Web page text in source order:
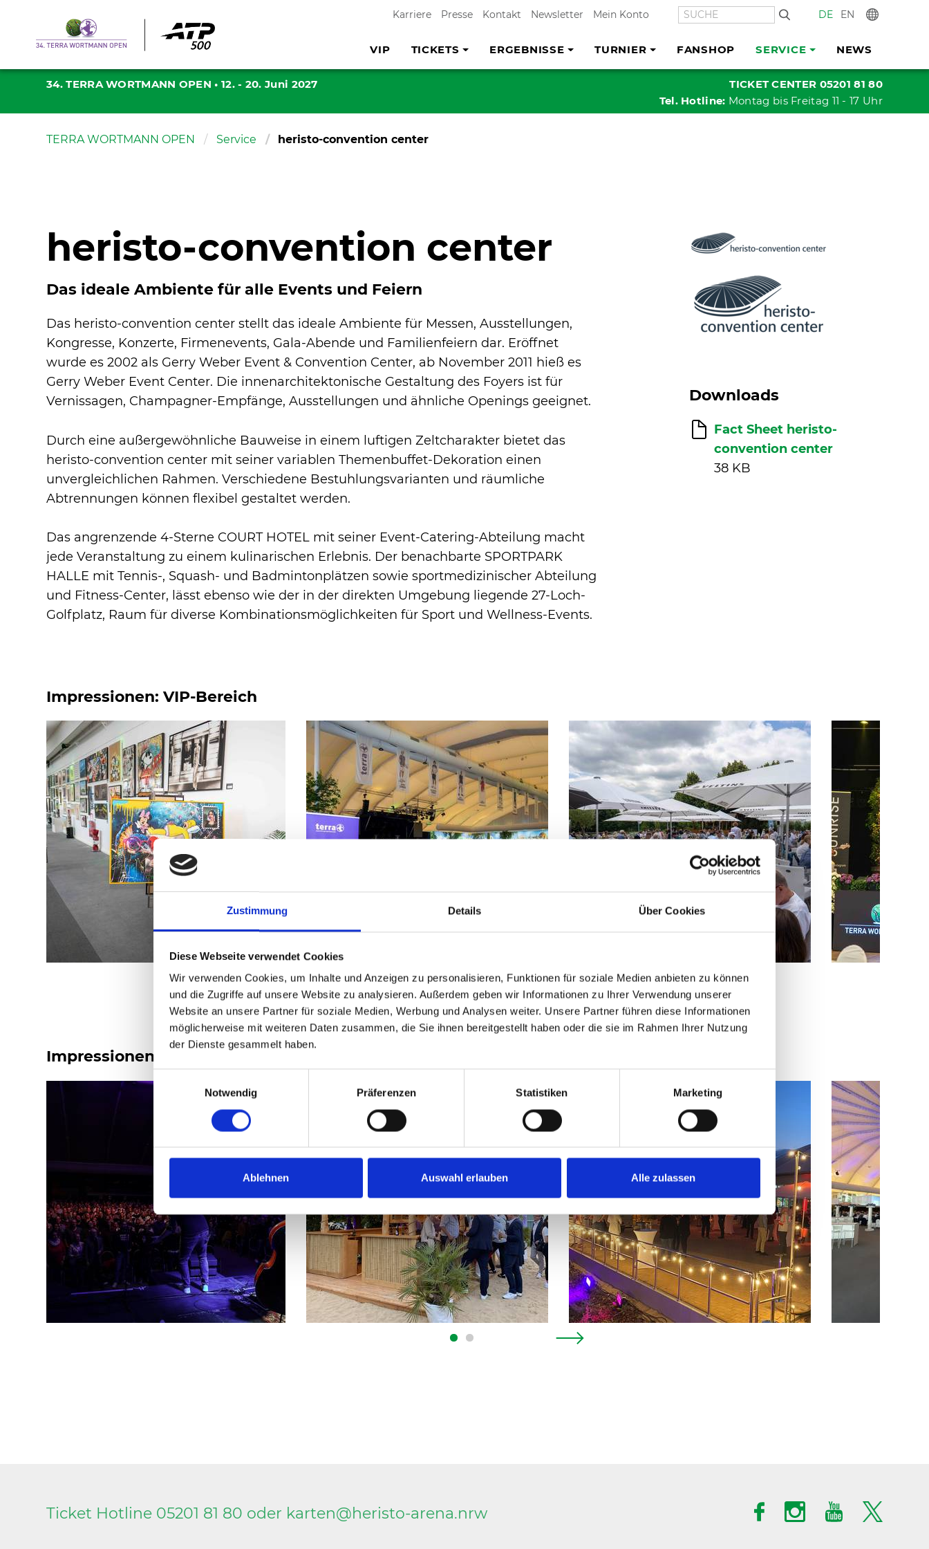
Zustimmung Details Über Cookies
Diese Webseite verwendet Cookies
Wir verwenden Cookies, um Inhalte und Anzeigen zu personalisieren, Funktionen für soziale Medien anbieten zu können
und die Zugriffe auf unsere Website zu analysieren. Außerdem geben wir Informationen zu Ihrer Verwendung unserer
Website an unsere Partner für soziale Medien, Werbung und Analysen weiter. Unsere Partner führen diese Informationen
möglicherweise mit weiteren Daten zusammen, die Sie ihnen bereitgestellt haben oder die sie im Rahmen Ihrer Nutzung
der Dienste gesammelt haben.
Notwendig
Präferenzen Statistiken Marketing
Ablehnen Auswahl erlauben Alle zulassen
Karriere Presse Kontakt Newsletter Mein Konto SUCHE DE EN
VIP TICKETS ERGEBNISSE TURNIER FANSHOP SERVICE NEWS
34. TERRA WORTMANN OPEN• 12. - 20. Juni 2027
TICKET CENTER 05201 81 80
Tel. Hotline: Montag bis Freitag 11 - 17 Uhr
TERRA WORTMANN OPEN Service heristo-convention center
heristo-convention center
Das ideale Ambiente für alle Events und Feiern
Das heristo-convention center stellt das ideale Ambiente für Messen, Ausstellungen,
Kongresse, Konzerte, Firmenevents, Gala-Abende und Familienfeiern dar. Eröffnet
wurde es 2002 als Gerry Weber Event & Convention Center, ab November 2011 hieß es
Gerry Weber Event Center. Die innenarchitektonische Gestaltung des Foyers ist für
Vernissagen, Champagner-Empfänge, Ausstellungen und ähnliche Openings geeignet.
Durch eine außergewöhnliche Bauweise in einem luftigen Zeltcharakter bietet das
heristo-convention center mit seiner variablen Themenbuffet-Dekoration einen
unvergleichlichen Rahmen. Verschiedene Bestuhlungsvarianten und räumliche
Abtrennungen können flexibel gestaltet werden.
Das angrenzende 4-Sterne COURT HOTEL mit seiner Event-Catering-Abteilung macht
jede Veranstaltung zu einem kulinarischen Erlebnis. Der benachbarte SPORTPARK
HALLE mit Tennis-, Squash- und Badmintonplätzen sowie sportmedizinischer Abteilung
und Fitness-Center, lässt ebenso wie der in der direkten Umgebung liegende 27-Loch-
Golfplatz, Raum für diverse Kombinationsmöglichkeiten für Sport und Wellness-Events.
Downloads
Fact Sheet heristo-
convention center
38 KB
Impressionen: VIP-Bereich
Next
Impressionen: heristo-convention center
Ticket Hotline 05201 81 80 oder karten@heristo-arena.nrw